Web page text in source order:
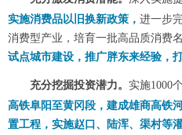
实施消费品以旧换新政策， 进一步
消费型产业，培育一批高品质消费
试点城市建设，推广胖东来经验，
充分挖掘投资潜力。 实施1000
高铁阜阳至黄冈段，建成雄商高铁河
置工程，实施赵口、陆浑、渠村等